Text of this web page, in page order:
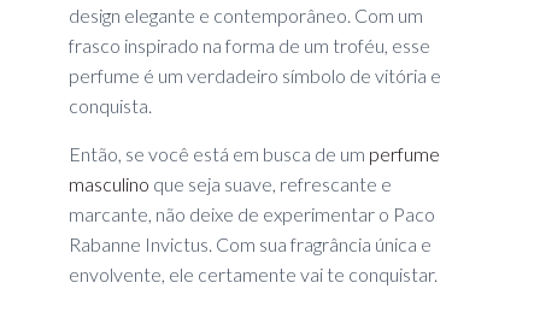
design elegante e contemporâneo. Com um
frasco inspirado na forma de um troféu, esse
perfume é um verdadeiro símbolo de vitória e
conquista.
Então, se você está em busca de um perfume
masculino que seja suave, refrescante e
marcante, não deixe de experimentar o Paco
Rabanne Invictus. Com sua fragrância única e
envolvente, ele certamente vai te conquistar.